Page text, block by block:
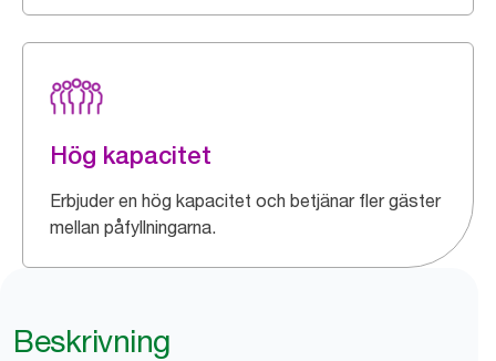
Hög kapacitet
Erbjuder en hög kapacitet och betjänar fler gäster
mellan påfyllningarna.
Beskrivning